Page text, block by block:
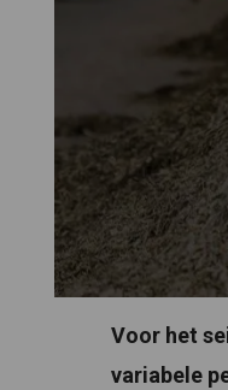
Voor het
variabele